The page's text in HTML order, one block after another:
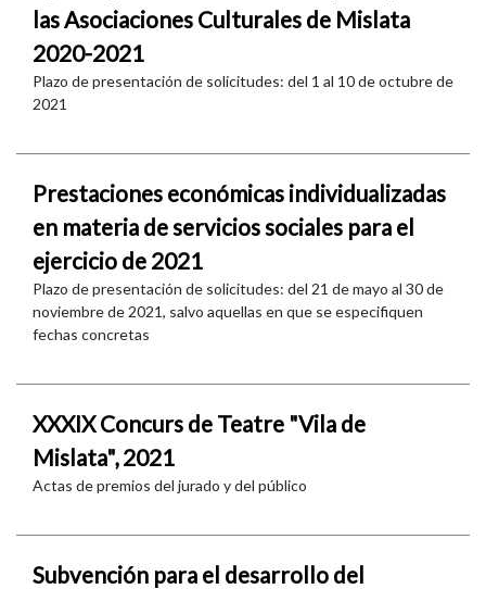
las Asociaciones Culturales de Mislata
2020-2021
Plazo de presentación de solicitudes: del 1 al 10 de octubre de
2021
Prestaciones económicas individualizadas
en materia de servicios sociales para el
ejercicio de 2021
Plazo de presentación de solicitudes: del 21 de mayo al 30 de
noviembre de 2021, salvo aquellas en que se especifiquen
fechas concretas
XXXIX Concurs de Teatre "Vila de
Mislata", 2021
Actas de premios del jurado y del público
Subvención para el desarrollo del